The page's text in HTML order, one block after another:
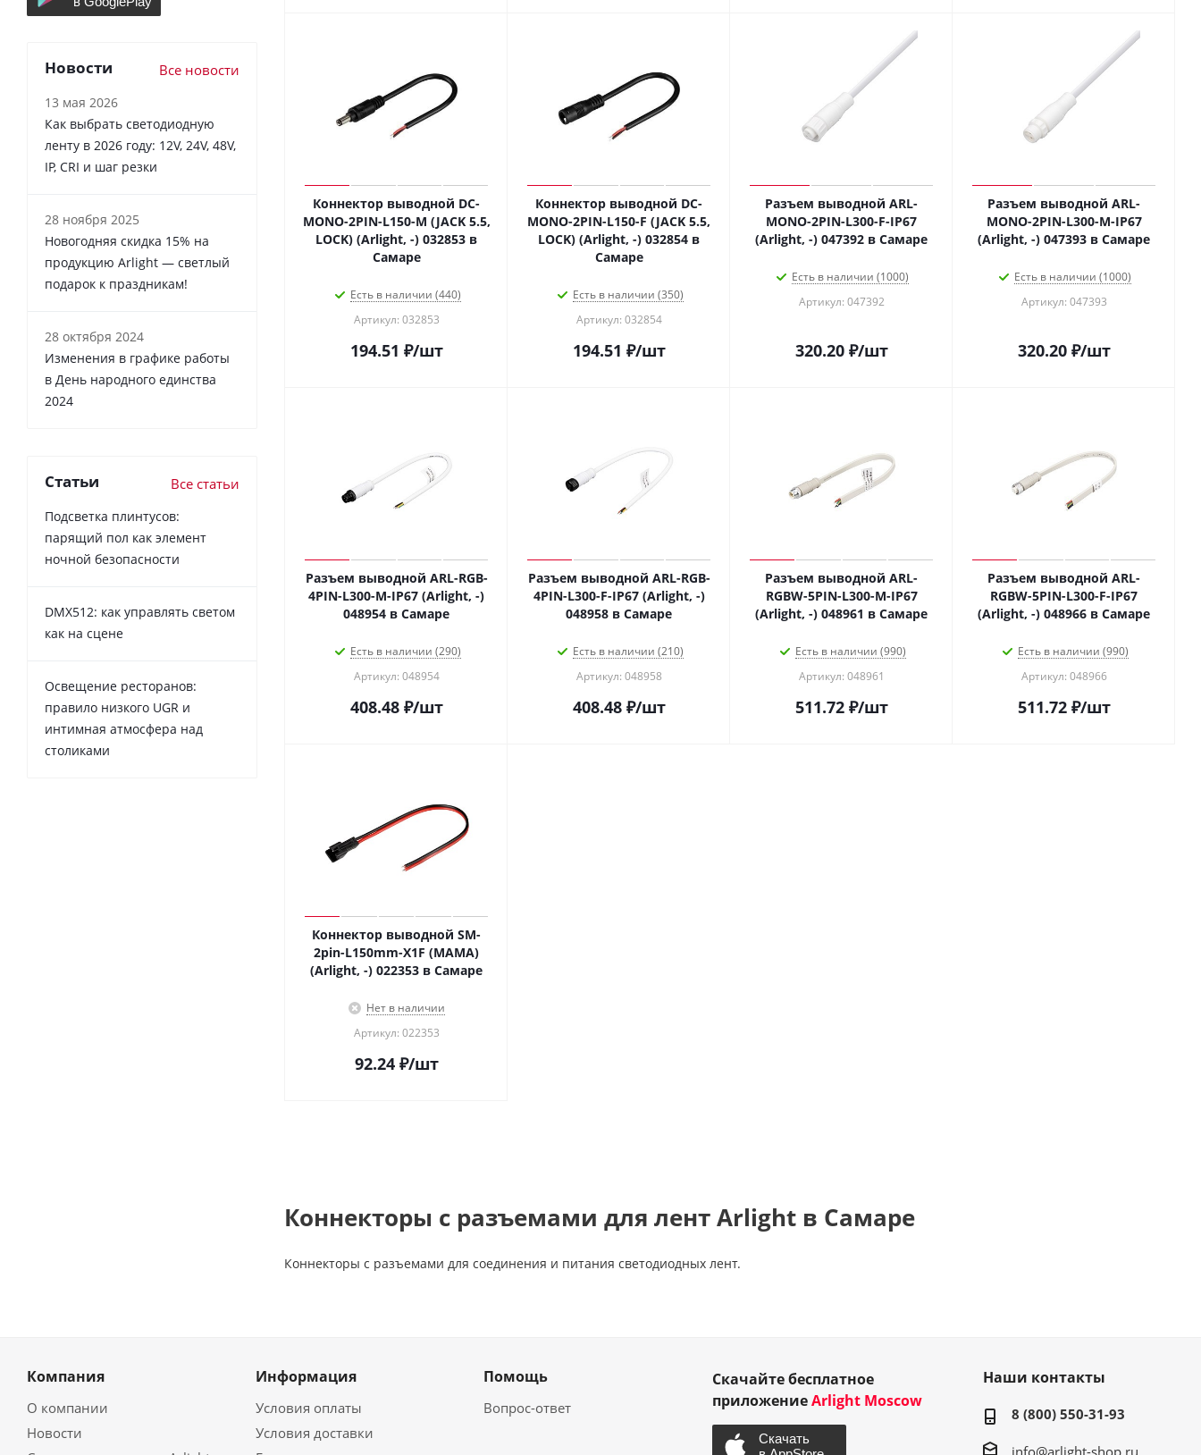
Коннектор выводной DC-
MONO-2PIN-L150-M (JACK 5.5,
LOCK) (Arlight, -) 032853 в
Самаре
Есть в наличии (440)
Артикул: 032853
194.51 ₽/шт
Коннектор выводной DC-
MONO-2PIN-L150-F (JACK 5.5,
LOCK) (Arlight, -) 032854 в
Самаре
Есть в наличии (350)
Артикул: 032854
194.51 ₽/шт
Разъем выводной ARL-
MONO-2PIN-L300-F-IP67
(Arlight, -) 047392 в Самаре
Есть в наличии (1000)
Артикул: 047392
320.20₽/шт
Разъем выводной ARL-
MONO-2PIN-L300-M-IP67
(Arlight, -) 047393 в Самаре
Есть в наличии (1000)
Артикул: 047393
320.20₽/шт
Разъем выводной ARL-RGB-
4PIN-L300-M-IP67 (Arlight, -)
048954 в Самаре
Есть в наличии (290)
Артикул: 048954
408.48₽/шт
Разъем выводной ARL-RGB-
4PIN-L300-F-IP67 (Arlight, -)
048958 в Самаре
Есть в наличии (210)
Артикул: 048958
408.48₽/шт
Разъем выводной ARL-
RGBW-5PIN-L300-M-IP67
(Arlight, -) 048961 в Самаре
Есть в наличии (990)
Артикул: 048961
511.72₽/шт
Разъем выводной ARL-
RGBW-5PIN-L300-F-IP67
(Arlight, -) 048966 в Самаре
Есть в наличии (990)
Артикул: 048966
511.72₽/шт
Коннектор выводной SM-
2pin-L150mm-X1F (MAMA)
(Arlight, -) 022353 в Самаре
Нет в наличии
Артикул: 022353
92.24₽/шт
Коннекторы с разъемами для лент Arlight в Самаре
Коннекторы с разъемами для соединения и питания светодиодных лент.
Новости Все новости
13 мая 2026
Как выбрать светодиодную
ленту в 2026 году: 12V, 24V, 48V,
IP, CRI и шаг резки
28 ноября 2025
Новогодняя скидка 15% на
продукцию Arlight — светлый
подарок к праздникам!
28 октября 2024
Изменения в графике работы
в День народного единства
2024
Статьи Все статьи
Подсветка плинтусов:
парящий пол как элемент
ночной безопасности
DMX512: как управлять светом
как на сцене
Освещение ресторанов:
правило низкого UGR и
интимная атмосфера над
столиками
Компания
О компании
Новости
Информация
Условия оплаты
Условия доставки
Помощь
Вопрос-ответ
Скачайте бесплатное
приложениеArlight Moscow
Наши контакты
8 (800) 550-31-93
info@arlight-shop.ru